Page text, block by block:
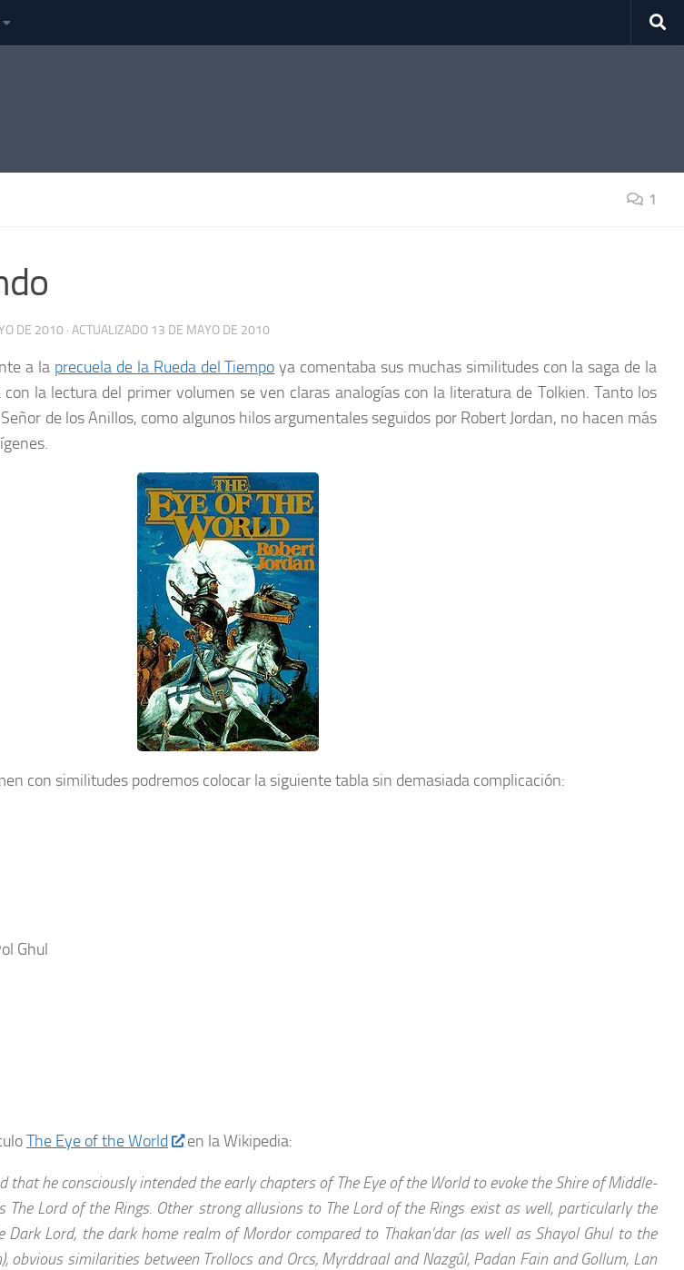
1
DE 2010 · ACTUALIZADO 13 DE MAYO DE 2010
a la precuela de la Rueda del Tiempo ya comentaba sus muchas similitudes con la saga de la
con la lectura del primer volumen se ven claras analogías con la literatura de Tolkien. Tanto los
de los Anillos, como algunos hilos argumentales seguidos por Robert Jordan, no hacen más
con similitudes podremos colocar la siguiente tabla sin demasiada complicación:
Ghul
The Eye of the World en la Wikipedia:
that he consciously intended the early chapters of The Eye of the World to evoke the Shire of Middle-
The Lord of the Rings. Other strong allusions to The Lord of the Rings exist as well, particularly the
Dark Lord, the dark home realm of Mordor compared to Thakan’dar (as well as Shayol Ghul to the
obvious similarities between Trollocs and Orcs, Myrddraal and Nazgûl, Padan Fain and Gollum, Lan